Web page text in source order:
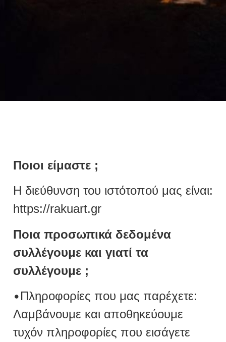
Ποιοι είμαστε ;
Η διεύθυνση του ιστότοπού μας είναι:
https://rakuart.gr
Ποια προσωπικά δεδομένα
συλλέγουμε και γιατί τα
συλλέγουμε ;
•Πληροφορίες που μας παρέχετε:
Λαμβάνουμε και αποθηκεύουμε
τυχόν πληροφορίες που εισάγετε